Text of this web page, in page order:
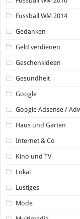
Fussball WM 2014
Gedanken
Geld verdienen
Geschenkideen
Gesundheit
Google
Google Adsense /
Haus und Garten
Internet & Co
Kino und TV
Lokal
Lustiges
Mode